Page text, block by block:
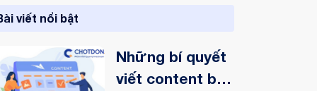
viết nổi bật
Những bí quyết
viết content bán